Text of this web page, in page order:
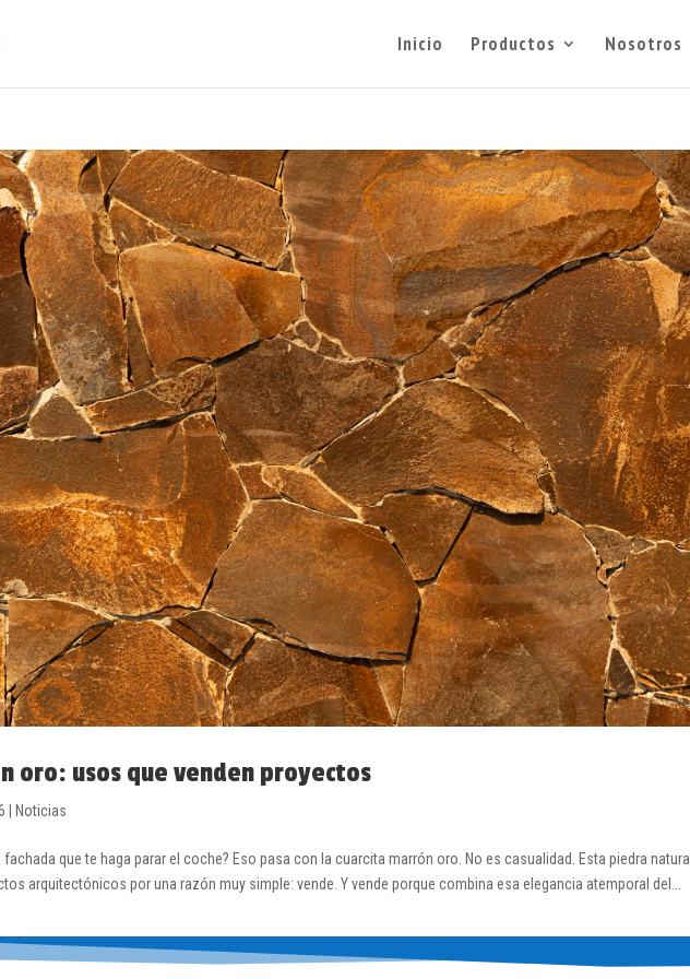
Inicio Productos Nosotros
oro: usos que venden proyectos
Noticias
que te haga parar el coche? Eso pasa con la cuarcita marrón oro. No es casualidad. Esta piedra natural
arquitectónicos por una razón muy simple: vende. Y vende porque combina esa elegancia atemporal del...